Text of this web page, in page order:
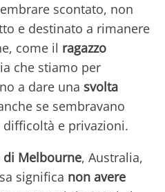
scontato, non
e destinato a rimanere
come il ragazzo
che stiamo per
a dare una svolta
se sembravano
e privazioni.
di Melbourne, Australia,
significa non avere